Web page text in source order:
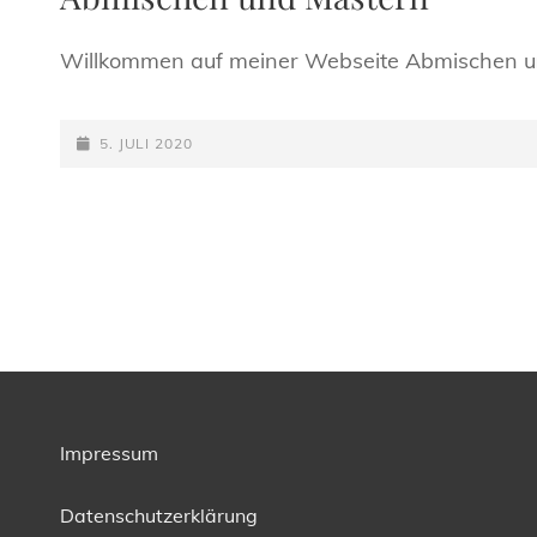
Willkommen auf meiner Webseite Abmischen
POSTED-
5. JULI 2020
Impressum
Datenschutzerklärung